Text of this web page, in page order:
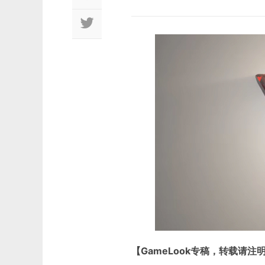
【GameLook专稿，转载请注